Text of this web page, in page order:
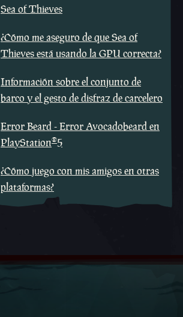
Sea of Thieves
¿Cómo me aseguro de que Sea of
Thieves está usando la GPU correcta?
Información sobre el conjunto de
barco y el gesto de disfraz de carcelero
Error Beard - Error Avocadobeard en
PlayStation®5
¿Cómo juego con mis amigos en otras
plataformas?